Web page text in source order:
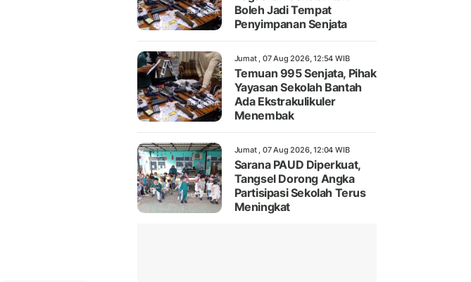
Boleh Jadi Tempat
Penyimpanan Senjata
Jumat , 07 Aug 2026, 12:54 WIB
Temuan 995 Senjata, Pihak
Yayasan Sekolah Bantah
Ada Ekstrakulikuler
Menembak
Jumat , 07 Aug 2026, 12:04 WIB
Sarana PAUD Diperkuat,
Tangsel Dorong Angka
Partisipasi Sekolah Terus
Meningkat